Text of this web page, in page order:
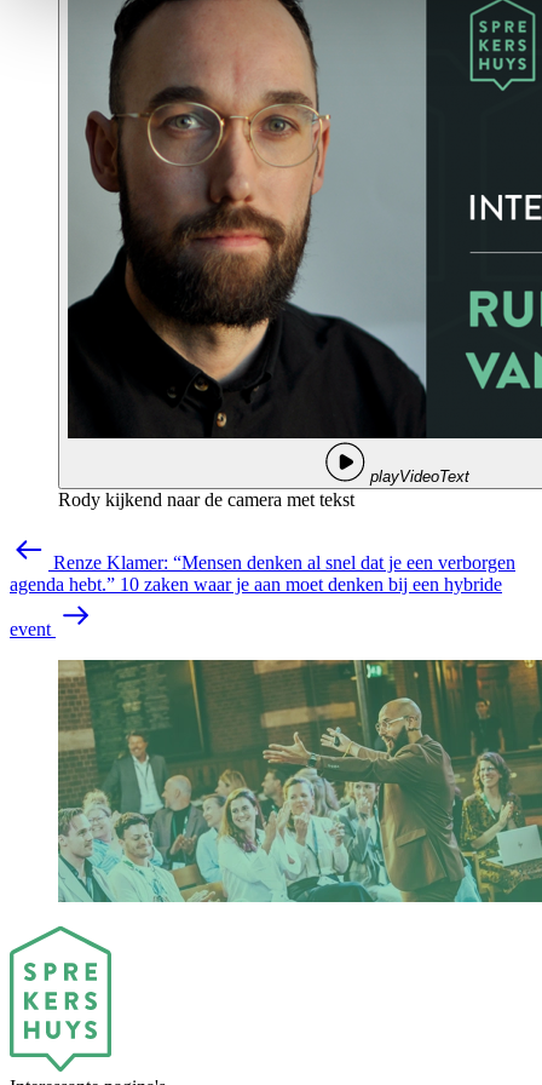
playVideoText
Rody kijkend naar de camera met tekst
Renze Klamer: “Mensen denken al snel dat je een verborgen
agenda hebt.” 10 zaken waar je aan moet denken bij een hybride
event